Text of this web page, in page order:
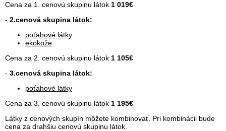
Cena za 1. cenovú skupinu látok 1 019€
- 2.cenová skupina látok:
poťahové látky
ekokože
Cena za 2. cenovú skupinu látok 1 105€
- 3.cenová skupina látok:
poťahové látky
Cena za 3. cenovú skupinu látok 1 195€
Látky z cenových skupín môžete kombinovať. Pri kombinácii bude
cena za drahšiu cenovú skupinu látok.